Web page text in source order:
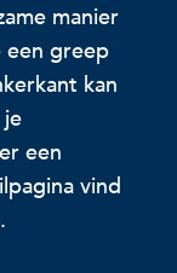
infrastructuur
en spin-offs
the-art
updates
toepassingen
manier
een greep
kan
een
vind